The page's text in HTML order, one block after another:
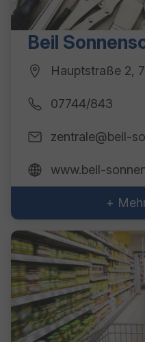
Beil
Hauptstraße 2,
07744/843
zentrale@beil-
www.beil-
+